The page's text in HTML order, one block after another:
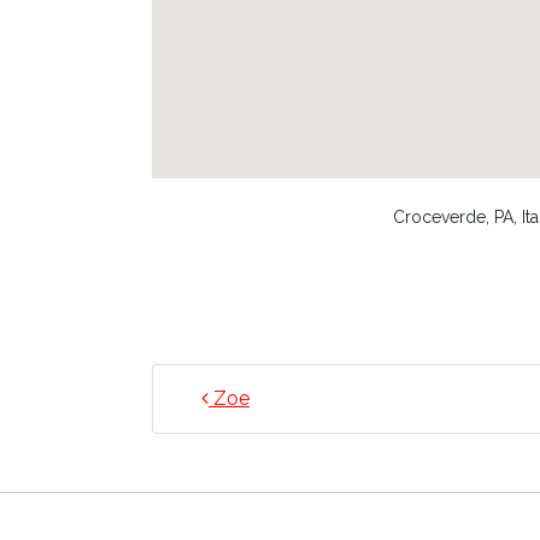
Croceverde, PA,
NAVIGAZIONE ARTICOLI
Zoe